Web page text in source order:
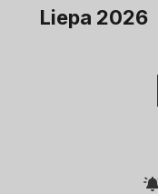
Liepa 2026